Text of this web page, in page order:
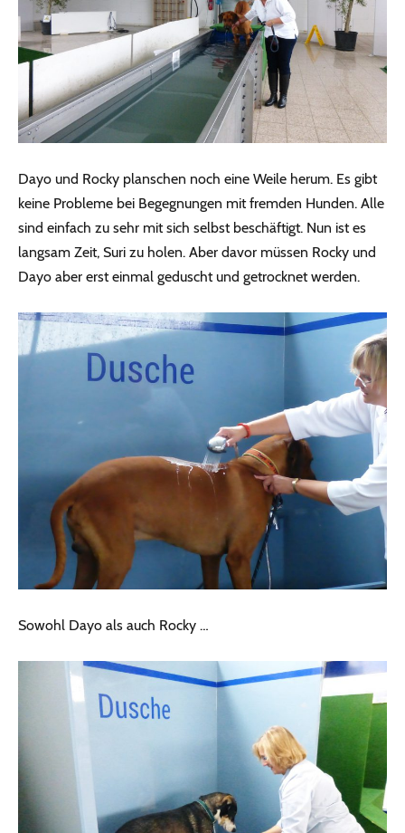
Dayo und Rocky planschen noch eine Weile herum. Es gibt
keine Probleme bei Begegnungen mit fremden Hunden. Alle
sind einfach zu sehr mit sich selbst beschäftigt. Nun ist es
langsam Zeit, Suri zu holen. Aber davor müssen Rocky und
Dayo aber erst einmal geduscht und getrocknet werden.
Sowohl Dayo als auch Rocky …